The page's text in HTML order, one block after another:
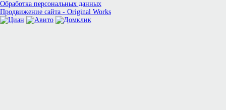
Обработка персональных данных
Продвижение сайта - Original Works